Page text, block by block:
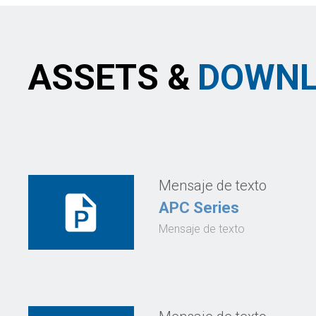
ASSETS &
Mensaje de texto
APC Series
Mensaje de texto